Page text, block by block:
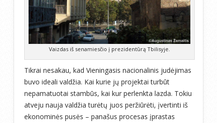
Vaizdas iš senamiesčio į prezidentūrą Tbilisyje.
Tikrai nesakau, kad Vieningasis nacionalinis judėjimas
buvo ideali valdžia. Kai kurie jų projektai turbūt
nepamatuotai stambūs, kai kur perlenkta lazda. Tokiu
atveju nauja valdžia turėtų juos peržiūrėti, įvertinti iš
ekonominės pusės – panašus procesas įprastas